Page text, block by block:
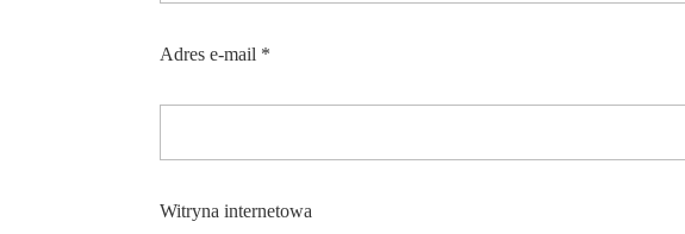
Adres e-mail *
Witryna internetowa